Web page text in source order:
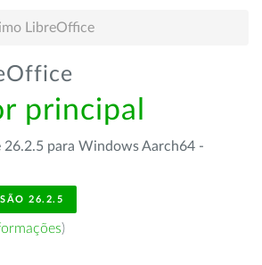
LibreOffice
principal
26.2.5 para Windows Aarch64 -
26.2.5
)